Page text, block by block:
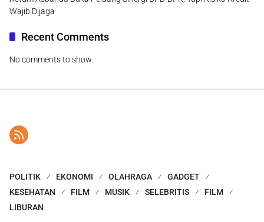
Wajib Dijaga
Recent Comments
No comments to show.
POLITIK EKONOMI OLAHRAGA
GADGET
KESEHATAN
FILM MUSIK SELEBRITIS
FILM
LIBURAN